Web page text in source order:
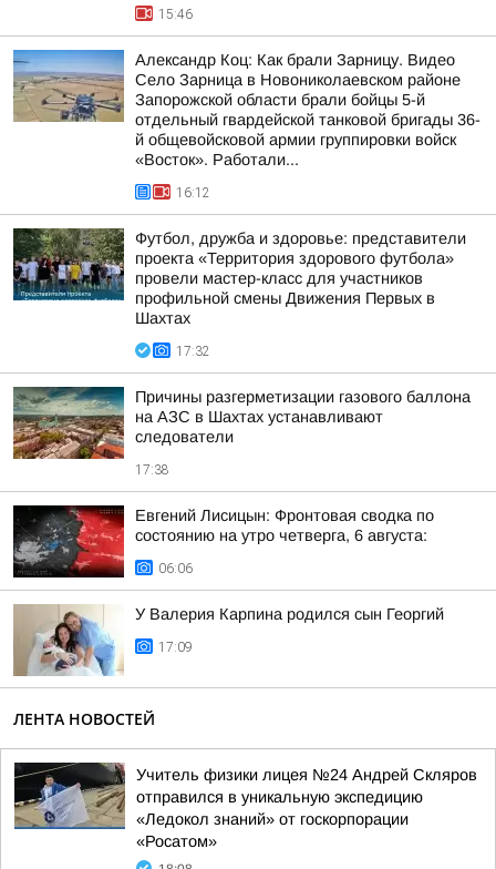
15:46
Александр Коц: Как брали Зарницу. Видео
Село Зарница в Новониколаевском районе
Запорожской области брали бойцы 5-й
отдельный гвардейской танковой бригады 36-
й общевойсковой армии группировки войск
«Восток». Работали...
16:12
Футбол, дружба и здоровье: представители
проекта «Территория здорового футбола»
провели мастер-класс для участников
профильной смены Движения Первых в
Шахтах
17:32
Причины разгерметизации газового баллона
на АЗС в Шахтах устанавливают
следователи
17:38
Евгений Лисицын: Фронтовая сводка по
состоянию на утро четверга, 6 августа:
06:06
У Валерия Карпина родился сын Георгий
17:09
ЛЕНТА НОВОСТЕЙ
Учитель физики лицея №24 Андрей Скляров
отправился в уникальную экспедицию
«Ледокол знаний» от госкорпорации
«Росатом»